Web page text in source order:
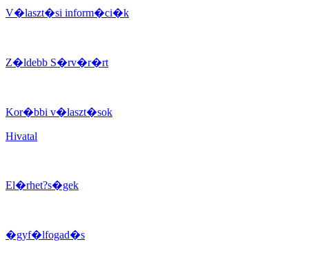
V�laszt�si inform�ci�k
Z�ldebb S�rv�r�rt
Kor�bbi v�laszt�sok
Hivatal
El�rhet?s�gek
�gyf�lfogad�s